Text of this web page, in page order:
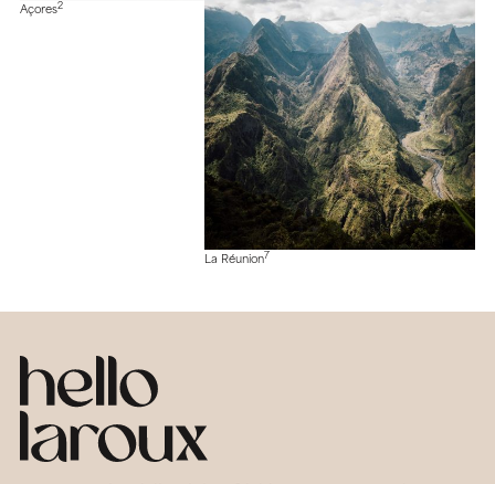
Açores2
La Réunion7